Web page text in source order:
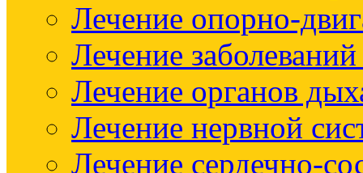
Лечение опорно-
Лечение
Лечение органов
Лечение нервной
Лечение сердечно-